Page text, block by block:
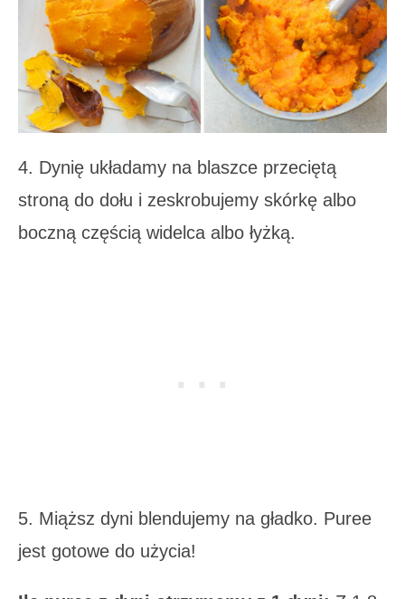
4. Dynię układamy na blaszce przeciętą
stroną do dołu i zeskrobujemy skórkę albo
boczną częścią widelca albo łyżką.
5. Miąższ dyni blendujemy na gładko. Puree
jest gotowe do użycia!